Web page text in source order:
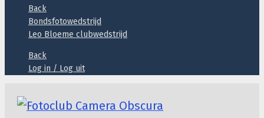
Back
Bondsfotowedstrijd
Leo Bloeme clubwedstrijd
Back
Log in / Log uit